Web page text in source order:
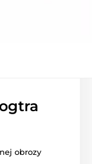
obrozy